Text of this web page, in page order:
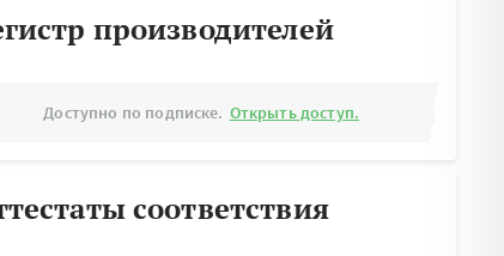
производителей
Доступно по подписке. Открыть доступ.
соответствия